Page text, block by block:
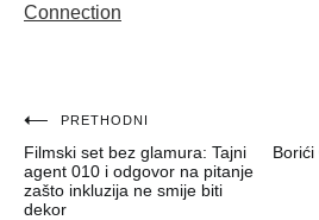
Connection
Navigacija
objava
PRETHODNI
Filmski set bez glamura: Tajni
agent 010 i odgovor na pitanje
zašto inkluzija ne smije biti
dekor